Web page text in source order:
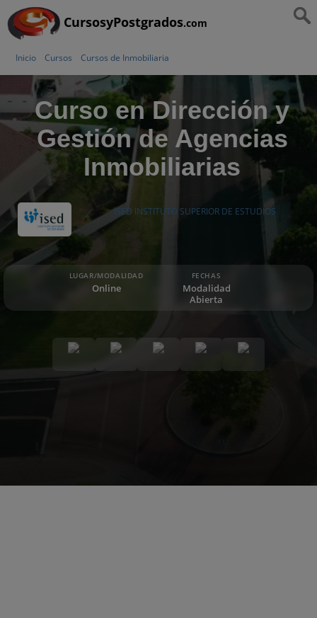
CursosyPostgrados.com
Inicio Cursos Cursos de Inmobiliaria
Curso en Dirección y
Gestión de Agencias
Inmobiliarias
ISED INSTITUTO SUPERIOR DE ESTUDIOS
LUGAR/MODALIDAD
Online
FECHAS
Modalidad
Abierta